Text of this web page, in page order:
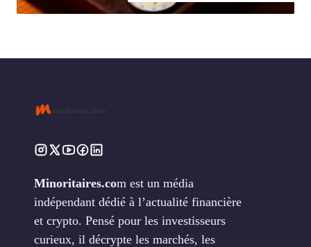
Minoritaires.com est un média
indépendant dédié à l’actualité financière
et crypto. Pensé pour les investisseurs
curieux, il décrypte les marchés, les